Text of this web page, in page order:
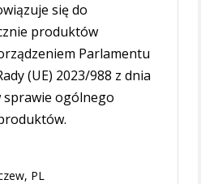
się do
produktów
Parlamentu
(UE) 2023/988 z dnia
sprawie ogólnego
PL